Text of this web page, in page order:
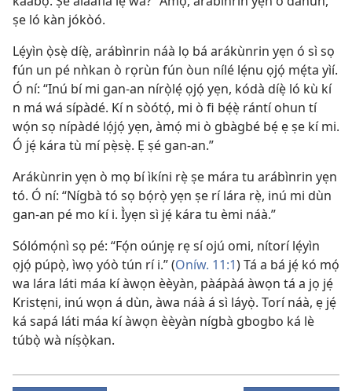
ṣe ló kàn jókòó.
Lẹ́yìn ọ̀sẹ̀ díẹ̀, arábìnrin náà lọ bá arákùnrin yẹn ó sì sọ
fún un pé nǹkan ò rọrùn fún òun nílé lẹ́nu ọjọ́ mẹ́ta yìí.
Ó ní: “Inú bí mi gan-an nírọ̀lẹ́ ọjọ́ yẹn, kódà díẹ̀ ló kù kí
n má wá sípàdé. Kí n sòótọ́, mi ò fi bẹ́ẹ̀ rántí ohun tí
wọ́n sọ nípàdé lọ́jọ́ yẹn, àmọ́ mi ò gbàgbé bẹ́ ẹ ṣe kí mi.
Ó jẹ́ kára tù mí pẹ̀sẹ̀. Ẹ ṣé gan-an.”
Arákùnrin yẹn ò mọ bí ìkíni rẹ̀ ṣe mára tu arábìnrin yẹn
tó. Ó ní: “Nígbà tó sọ bọ́rọ̀ yẹn ṣe rí lára rẹ̀, inú mi dùn
gan-an pé mo kí i. Ìyẹn sì jẹ́ kára tu èmi náà.”
Sólómọ́nì sọ pé: “Fọ́n oúnjẹ rẹ sí ojú omi, nítorí lẹ́yìn
ọjọ́ púpọ̀, ìwọ yóò tún rí i.” (Oníw. 11:1) Tá a bá jẹ́ kó mọ́
wa lára láti máa kí àwọn èèyàn, pàápàá àwọn tá a jọ jẹ́
Kristẹni, inú wọn á dùn, àwa náà á sì láyọ̀. Torí náà, ẹ jẹ́
ká sapá láti máa kí àwọn èèyàn nígbà gbogbo ká lè
túbọ̀ wà níṣọ̀kan.